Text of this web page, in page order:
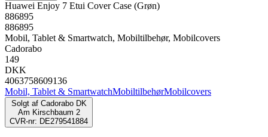
Huawei Enjoy 7 Etui Cover Case (Grøn)
886895
886895
Mobil, Tablet & Smartwatch, Mobiltilbehør, Mobilcovers
Cadorabo
149
DKK
4063758609136
Mobil, Tablet & SmartwatchMobiltilbehørMobilcovers
Solgt af Cadorabo DK
Am Kirschbaum 2
CVR-nr: DE279541884